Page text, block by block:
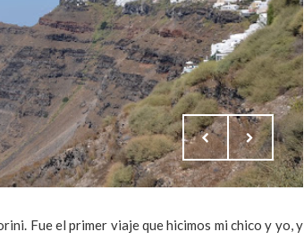
Fue el primer viaje que hicimos mi chico y yo, y